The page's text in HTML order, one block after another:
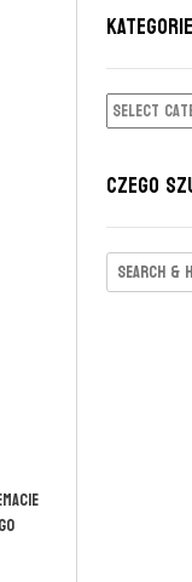
KATEGORIE
KATEGORIE
CZEGO